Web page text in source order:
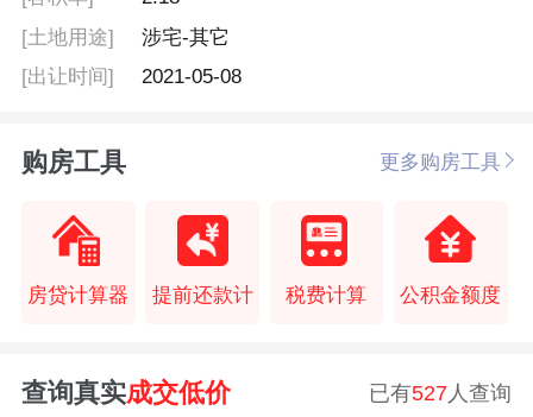
[土地用途]
涉宅-其它
[出让时间]
2021-05-08
购房工具 更多购房工具
房贷计算器 提前还款计 税费计算 公积金额度
查询真实成交低价 已有527人查询